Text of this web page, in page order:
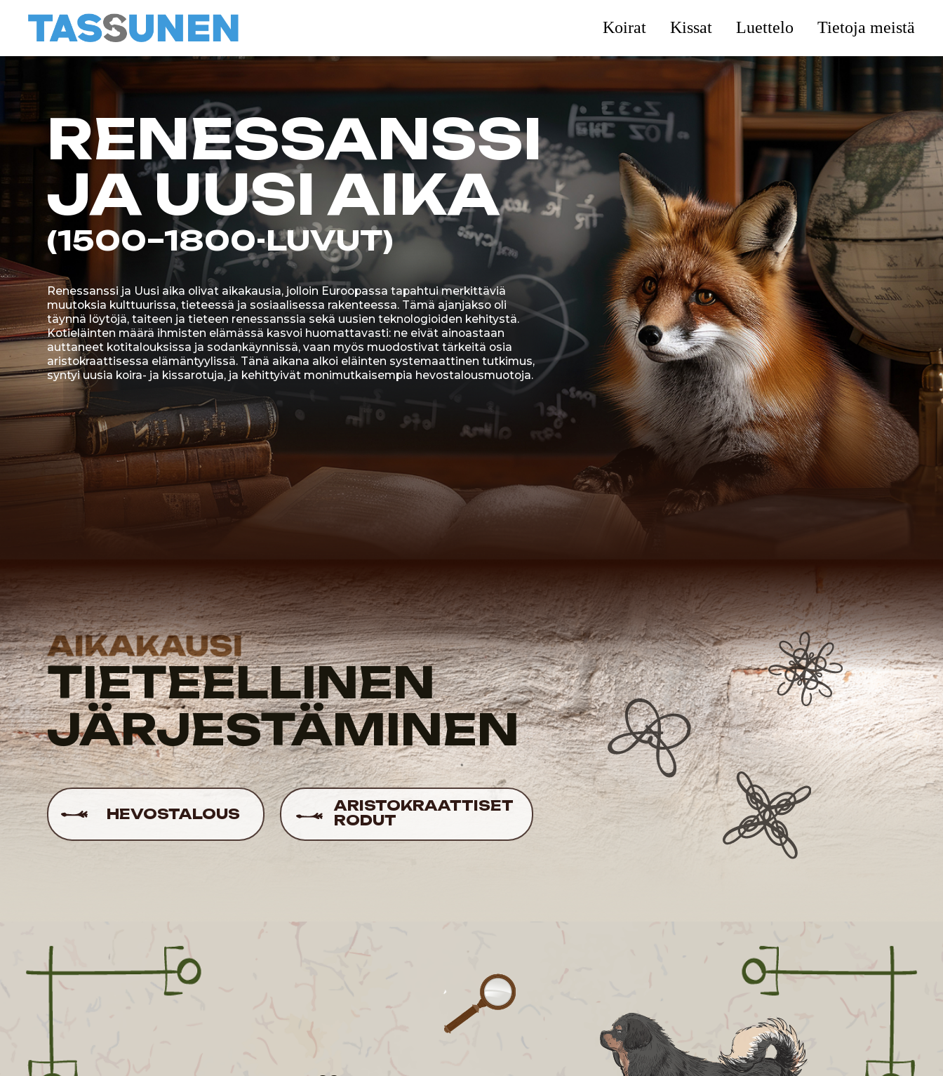
Koirat Kissat Luettelo Tietoja meistä
RENESSANSSI
JA UUSI AIKA
(1500–1800-LUVUT)
Renessanssi ja Uusi aika olivat aikakausia, jolloin Euroopassa tapahtui merkittäviä
muutoksia kulttuurissa, tieteessä ja sosiaalisessa rakenteessa. Tämä ajanjakso oli
täynnä löytöjä, taiteen ja tieteen renessanssia sekä uusien teknologioiden kehitystä.
Kotieläinten määrä ihmisten elämässä kasvoi huomattavasti: ne eivät ainoastaan
auttaneet kotitalouksissa ja sodankäynnissä, vaan myös muodostivat tärkeitä osia
aristokraattisessa elämäntyylissä. Tänä aikana alkoi eläinten systemaattinen tutkimus,
syntyi uusia koira- ja kissarotuja, ja kehittyivät monimutkaisempia hevostalousmuotoja.
TIETEELLINEN
JÄRJESTÄMINEN
HEVOSTALOUS
ARISTOKRAATTISET
RODUT
ENSIMMÄISET
ELÄINTIETEELLISET
TUTKIMUKSET